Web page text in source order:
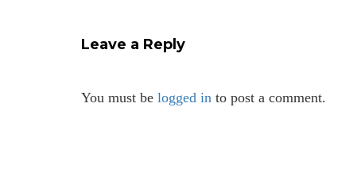
Leave a Reply
You must be logged in to post a comment.